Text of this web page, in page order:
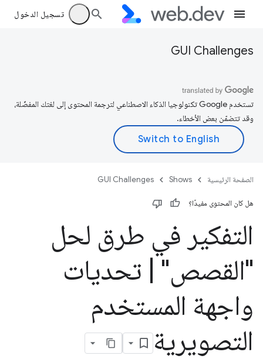
تسجيل الدخول
GUI Challenges
تستخدم Google تكنولوجيا الذكاء الاصطناعي لترجمة المحتوى إلى لغتك المفضّلة،
وقد تتضمّن بعض الأخطاء.
الصفحة الرئيسية Shows
GUI Challenges
هل كان المحتوى مفيدًا؟
التفكير في طرق لحل
"القصص" تحديات
واجهة المستخدم
التصويرية